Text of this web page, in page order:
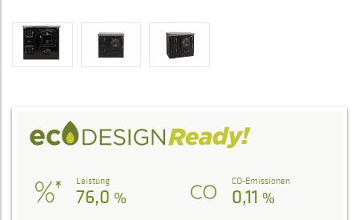
Leistung
76,0 %
CO-Emissionen
0,11 %